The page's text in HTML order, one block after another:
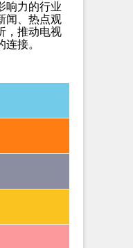
响力的行业
闻、热点观
，推动电视
接。